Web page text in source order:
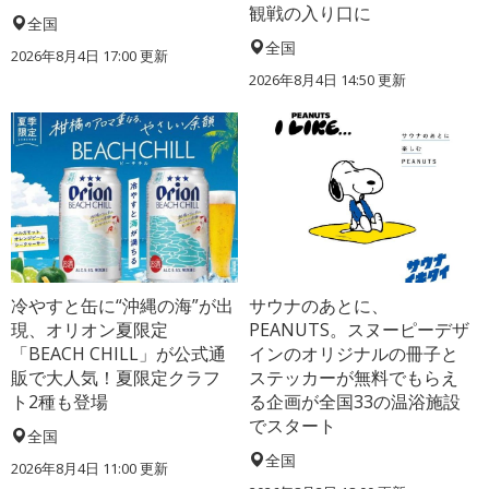
全国
2026年8月4日 17:00更新
観戦の入り口に
全国
2026年8月4日 14:50更新
冷やすと缶に“沖縄の海”が出
現、オリオン夏限定
「BEACH CHILL」が公式通
販で大人気！夏限定クラフ
ト2種も登場
全国
2026年8月4日 11:00更新
サウナのあとに、
PEANUTS。スヌーピーデザ
インのオリジナルの冊子と
ステッカーが無料でもらえ
る企画が全国33の温浴施設
でスタート
全国